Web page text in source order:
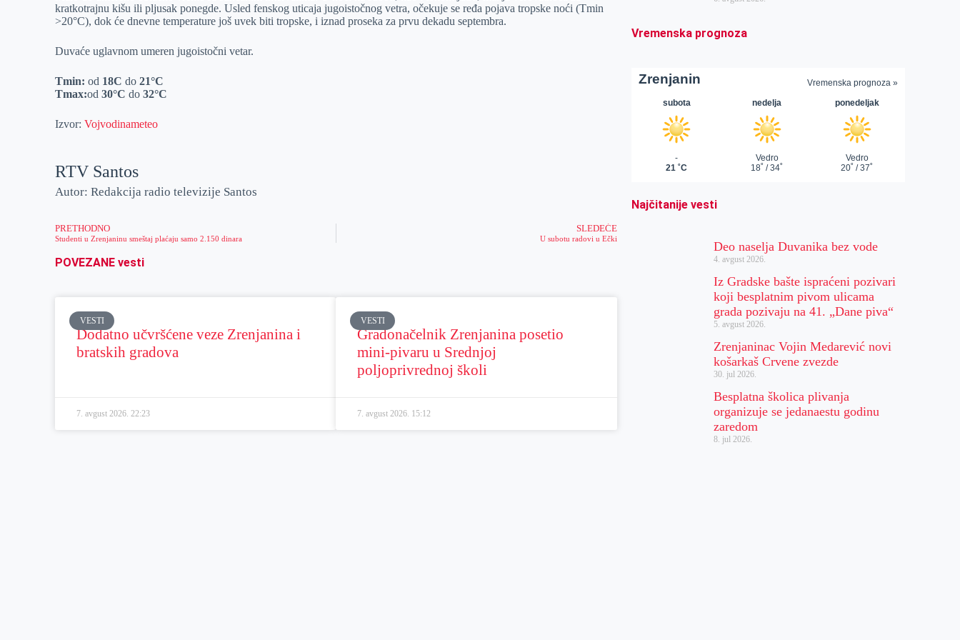
r
n
A
p
i
kratkotrajnu kišu ili pljusak ponegde. Usled fenskog uticaja jugoistočnog vetra, očekuje se ređa pojava tropske noći (Tmin
>20°C), dok će dnevne temperature još uvek biti tropske, i iznad proseka za prvu dekadu septembra.
Duvaće uglavnom umeren jugoistočni vetar.
Tmin: od 18C do21°C
Tmax:od30°C do32°C
Izvor:Vojvodinameteo
RTV Santos
Autor: Redakcija radio televizije Santos
PRETHODNO
Studenti u Zrenjaninu smeštaj plaćaju samo 2.150 dinara
SLEDEĆE
U subotu radovi u Ečki
POVEZANE vesti
VESTI
Dodatno učvršćene veze Zrenjanina i
bratskih gradova
7. avgust 2026. 22:23
VESTI
Gradonačelnik Zrenjanina posetio
mini-pivaru u Srednjoj
poljoprivrednoj školi
7. avgust 2026. 15:12
Vremenska prognoza
Najčitanije vesti
Deo naselja Duvanika bez vode
4. avgust 2026.
Iz Gradske bašte ispraćeni pozivari
koji besplatnim pivom ulicama
grada pozivaju na 41. „Dane piva“
5. avgust 2026.
Zrenjaninac Vojin Medarević novi
košarkaš Crvene zvezde
30. jul 2026.
Besplatna školica plivanja
organizuje se jedanaestu godinu
zaredom
8. jul 2026.